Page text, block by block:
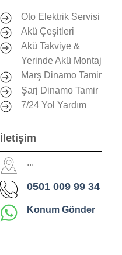
Oto Elektrik Servisi
Akü Çeşitleri
Akü Takviye &
Yerinde Akü Montaj
Marş Dinamo Tamir
Şarj Dinamo Tamir
7/24 Yol Yardım
İletişim
...
0501 009 99 34
Konum Gönder